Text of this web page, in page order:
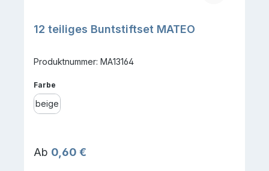
12 teiliges Buntstiftset MATEO
Produktnummer: MA13164
Farbe
beige
Regulärer Preis:
Ab 0,60 €